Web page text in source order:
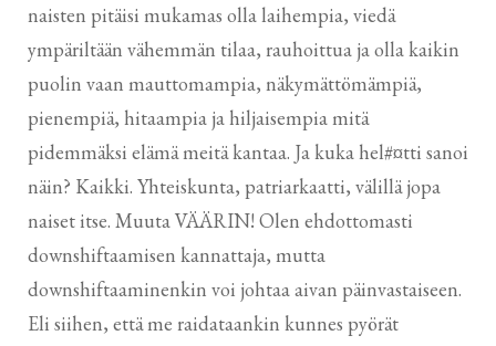
naisten pitäisi mukamas olla laihempia, viedä
ympäriltään vähemmän tilaa, rauhoittua ja olla kaikin
puolin vaan mauttomampia, näkymättömämpiä,
pienempiä, hitaampia ja hiljaisempia mitä
pidemmäksi elämä meitä kantaa. Ja kuka hel#¤tti sanoi
näin? Kaikki. Yhteiskunta, patriarkaatti, välillä jopa
naiset itse. Muuta VÄÄRIN! Olen ehdottomasti
downshiftaamisen kannattaja, mutta
downshiftaaminenkin voi johtaa aivan päinvastaiseen.
Eli siihen, että me raidataankin kunnes pyörät